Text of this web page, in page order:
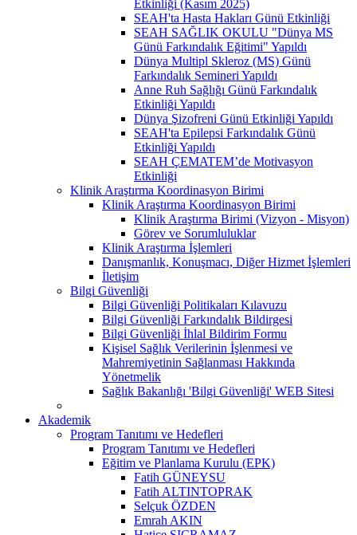
Etkinliği (Kasım 2025)
SEAH'ta Hasta Hakları Günü Etkinliği
SEAH SAĞLIK OKULU "Dünya MS
Günü Farkındalık Eğitimi" Yapıldı
Dünya Multipl Skleroz (MS) Günü
Farkındalık Semineri Yapıldı
Anne Ruh Sağlığı Günü Farkındalık
Etkinliği Yapıldı
Dünya Şizofreni Günü Etkinliği Yapıldı
SEAH'ta Epilepsi Farkındalık Günü
Etkinliği Yapıldı
SEAH ÇEMATEM’de Motivasyon
Etkinliği
Klinik Araştırma Koordinasyon Birimi
Klinik Araştırma Koordinasyon Birimi
Klinik Araştırma Birimi (Vizyon - Misyon)
Görev ve Sorumluluklar
Klinik Araştırma İşlemleri
Danışmanlık, Konuşmacı, Diğer Hizmet İşlemleri
İletişim
Bilgi Güvenliği
Bilgi Güvenliği Politikaları Kılavuzu
Bilgi Güvenliği Farkındalık Bildirgesi
Bilgi Güvenliği İhlal Bildirim Formu
Kişisel Sağlık Verilerinin İşlenmesi ve
Mahremiyetinin Sağlanması Hakkında
Yönetmelik
Sağlık Bakanlığı 'Bilgi Güvenliği' WEB Sitesi
Akademik
Program Tanıtımı ve Hedefleri
Program Tanıtımı ve Hedefleri
Eğitim ve Planlama Kurulu (EPK)
Fatih GÜNEYSU
Fatih ALTINTOPRAK
Selçuk ÖZDEN
Emrah AKIN